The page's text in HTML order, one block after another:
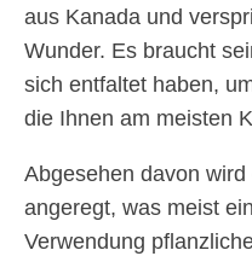
aus Kanada und
Wunder. Es braucht
sich entfaltet haben,
die Ihnen am meisten
Abgesehen davon
angeregt, was meist
Verwendung